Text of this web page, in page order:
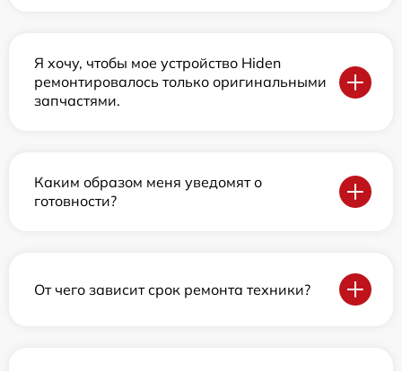
Я хочу, чтобы мое устройство Hiden
ремонтировалось только оригинальными
запчастями.
Каким образом меня уведомят о
готовности?
От чего зависит срок ремонта техники?